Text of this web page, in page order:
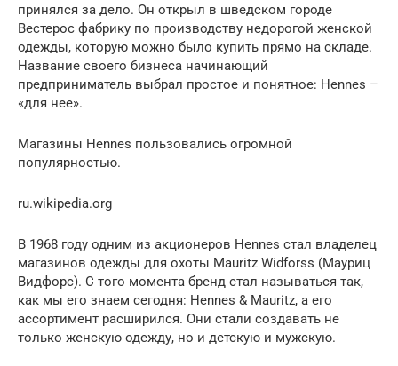
принялся за дело. Он открыл в шведском городе
Вестерос фабрику по производству недорогой женской
одежды, которую можно было купить прямо на складе.
Название своего бизнеса начинающий
предприниматель выбрал простое и понятное: Hennes –
«для нее».
Магазины Hennes пользовались огромной
популярностью.
ru.wikipedia.org
В 1968 году одним из акционеров Hennes стал владелец
магазинов одежды для охоты Mauritz Widforss (Мауриц
Видфорс). С того момента бренд стал называться так,
как мы его знаем сегодня: Hennes & Mauritz, а его
ассортимент расширился. Они стали создавать не
только женскую одежду, но и детскую и мужскую.